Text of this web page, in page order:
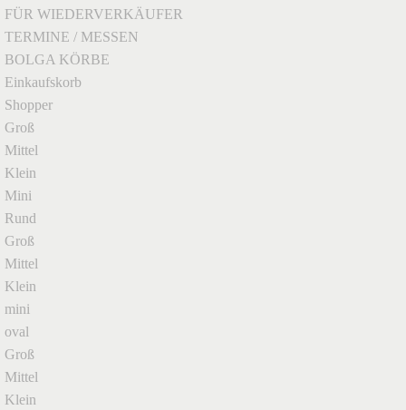
FÜR WIEDERVERKÄUFER
TERMINE / MESSEN
BOLGA KÖRBE
Einkaufskorb
Shopper
Groß
Mittel
Klein
Mini
Rund
Groß
Mittel
Klein
mini
oval
Groß
Mittel
Klein